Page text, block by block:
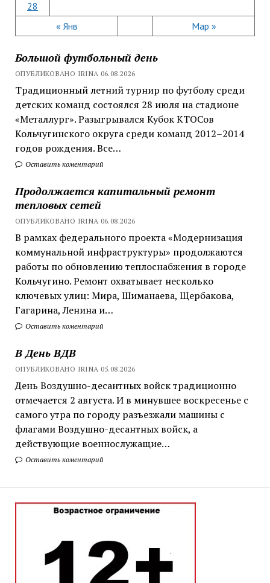
« Янв Мар »
28
Большой футбольный день
ОПУБЛИКОВАНО IRINA 06.08.2026
Традиционный летний турнир по футболу среди
детских команд состоялся 28 июля на стадионе
«Металлург». Разыгрывался Кубок КТОСов
Кольчугинского округа среди команд 2012–2014
годов рождения. Все…
Оставить коментарий
Продолжается капитальный ремонт
тепловых сетей
ОПУБЛИКОВАНО IRINA 06.08.2026
В рамках федерального проекта «Модернизация
коммунальной инфраструктуры» продолжаются
работы по обновлению теплоснабжения в городе
Кольчугино. Ремонт охватывает несколько
ключевых улиц: Мира, Шиманаева, Щербакова,
Гагарина, Ленина и…
Оставить коментарий
В День ВДВ
ОПУБЛИКОВАНО IRINA 05.08.2026
День Воздушно-десантных войск традиционно
отмечается 2 августа. И в минувшее воскресенье с
самого утра по городу разъезжали машины с
флагами Воздушно-десантных войск, а
действующие военнослужащие…
Оставить коментарий